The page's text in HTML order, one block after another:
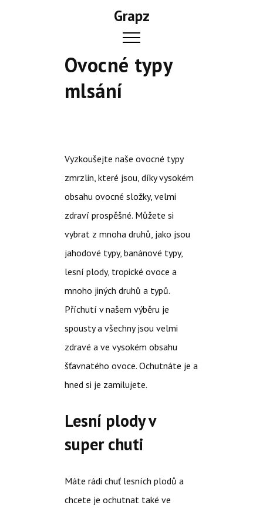
Grapz
Ovocné typy
mlsání
Vyzkoušejte naše ovocné typy
zmrzlin, které jsou, díky vysokém
obsahu ovocné složky, velmi
zdraví prospěšné. Můžete si
vybrat z mnoha druhů, jako jsou
jahodové typy, banánové typy,
lesní plody, tropické ovoce a
mnoho jiných druhů a typů.
Příchutí v našem výběru je
spousty a všechny jsou velmi
zdravé a ve vysokém obsahu
šťavnatého ovoce. Ochutnáte je a
hned si je zamilujete.
Lesní plody v
super chuti
Máte rádi chuť lesních plodů a
chcete je ochutnat také ve